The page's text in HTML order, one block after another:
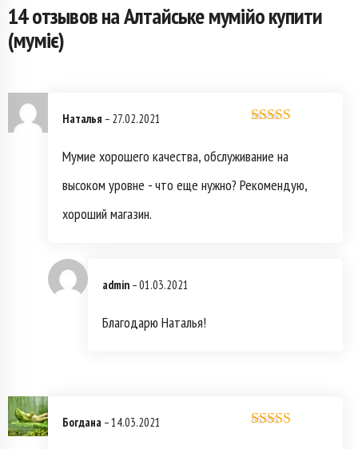
14 отзывов наАлтайське мумійо купити
(муміє)
5
Наталья – 27.02.2021
Мумие хорошего качества, обслуживание на
высоком уровне - что еще нужно? Рекомендую,
хороший магазин.
admin –01.03.2021
Благодарю Наталья!
Богдана –14.03.2021